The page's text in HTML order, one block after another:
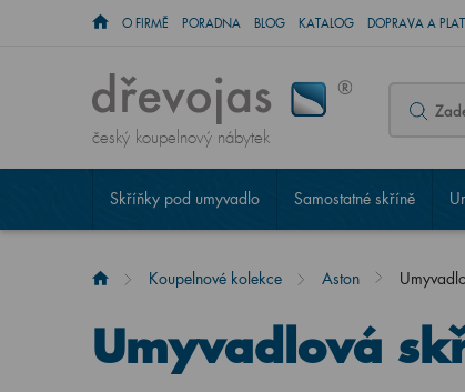
O FIRMĚ PORADNA BLOG KATALOG DOPRAVA A
český koupelnový nábytek
Skříňky pod umyvadlo Samostatné skříně
Koupelnové kolekce Aston
Umyvadlová